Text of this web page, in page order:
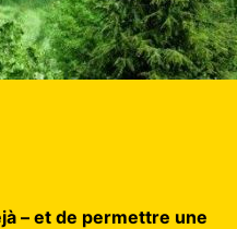
– et de permettre une